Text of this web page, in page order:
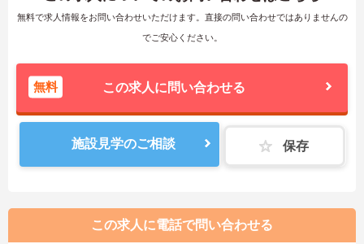
無料で求人情報をお問い合わせいただけます。直接の問い合わせではありませんの
でご安心ください。
無料 この求人に問い合わせる
施設見学のご相談 保存
この求人に電話で問い合わせる